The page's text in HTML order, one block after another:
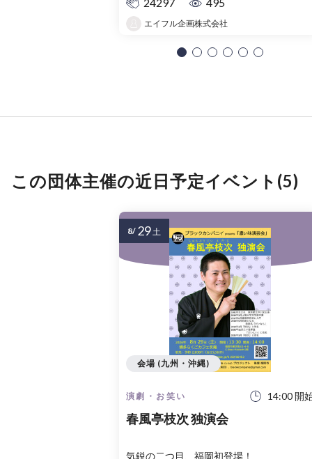
24297
495
エイフル企画株式会社
この団体主催の近日予定イベント(5)
演劇・お笑い 14:00 開
春風亭枝次 独演会
気鋭の二つ目、福岡初登場！
会場 (九州・沖縄)
8/ 29土